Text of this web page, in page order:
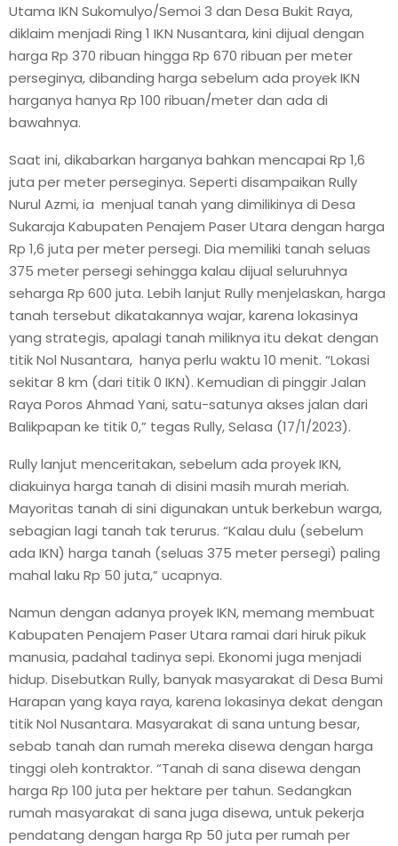
Utama IKN Sukomulyo/Semoi 3 dan Desa Bukit Raya,
diklaim menjadi Ring 1 IKN Nusantara, kini dijual dengan
harga Rp 370 ribuan hingga Rp 670 ribuan per meter
perseginya, dibanding harga sebelum ada proyek IKN
harganya hanya Rp 100 ribuan/meter dan ada di
bawahnya.
Saat ini, dikabarkan harganya bahkan mencapai Rp 1,6
juta per meter perseginya. Seperti disampaikan Rully
Nurul Azmi, ia menjual tanah yang dimilikinya di Desa
Sukaraja Kabupaten Penajem Paser Utara dengan harga
Rp 1,6 juta per meter persegi. Dia memiliki tanah seluas
375 meter persegi sehingga kalau dijual seluruhnya
seharga Rp 600 juta. Lebih lanjut Rully menjelaskan, harga
tanah tersebut dikatakannya wajar, karena lokasinya
yang strategis, apalagi tanah miliknya itu dekat dengan
titik Nol Nusantara, hanya perlu waktu 10 menit. “Lokasi
sekitar 8 km (dari titik 0 IKN). Kemudian di pinggir Jalan
Raya Poros Ahmad Yani, satu-satunya akses jalan dari
Balikpapan ke titik 0,” tegas Rully, Selasa (17/1/2023).
Rully lanjut menceritakan, sebelum ada proyek IKN,
diakuinya harga tanah di disini masih murah meriah.
Mayoritas tanah di sini digunakan untuk berkebun warga,
sebagian lagi tanah tak terurus. “Kalau dulu (sebelum
ada IKN) harga tanah (seluas 375 meter persegi) paling
mahal laku Rp 50 juta,” ucapnya.
Namun dengan adanya proyek IKN, memang membuat
Kabupaten Penajem Paser Utara ramai dari hiruk pikuk
manusia, padahal tadinya sepi. Ekonomi juga menjadi
hidup. Disebutkan Rully, banyak masyarakat di Desa Bumi
Harapan yang kaya raya, karena lokasinya dekat dengan
titik Nol Nusantara. Masyarakat di sana untung besar,
sebab tanah dan rumah mereka disewa dengan harga
tinggi oleh kontraktor. “Tanah di sana disewa dengan
harga Rp 100 juta per hektare per tahun. Sedangkan
rumah masyarakat di sana juga disewa, untuk pekerja
pendatang dengan harga Rp 50 juta per rumah per